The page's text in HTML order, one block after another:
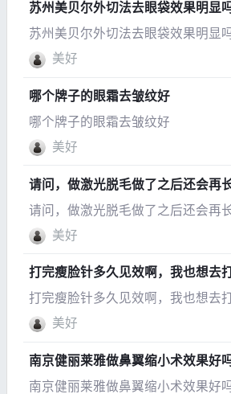
苏州美贝尔外切法去眼袋效果明显吗
苏州美贝尔外切法去眼袋效果明显吗
美好
哪个牌子的眼霜去皱纹好
哪个牌子的眼霜去皱纹好
美好
请问，做激光脱毛做了之后还会再
请问，做激光脱毛做了之后还会再长
美好
打完瘦脸针多久见效啊，我也想去打
打完瘦脸针多久见效啊，我也想去打
美好
南京健丽莱雅做鼻翼缩小术效果好吗
南京健丽莱雅做鼻翼缩小术效果好吗